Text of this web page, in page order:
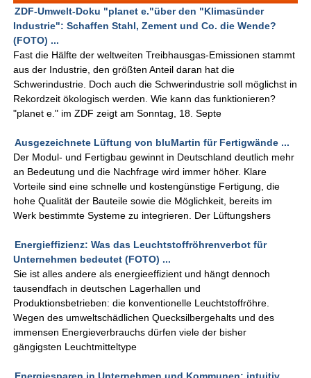
ZDF-Umwelt-Doku "planet e."über den "Klimasünder
Industrie": Schaffen Stahl, Zement und Co. die Wende?
(FOTO) ...
Fast die Hälfte der weltweiten Treibhausgas-Emissionen stammt
aus der Industrie, den größten Anteil daran hat die
Schwerindustrie. Doch auch die Schwerindustrie soll möglichst in
Rekordzeit ökologisch werden. Wie kann das funktionieren?
"planet e." im ZDF zeigt am Sonntag, 18. Septe
Ausgezeichnete Lüftung von bluMartin für Fertigwände ...
Der Modul- und Fertigbau gewinnt in Deutschland deutlich mehr
an Bedeutung und die Nachfrage wird immer höher. Klare
Vorteile sind eine schnelle und kostengünstige Fertigung, die
hohe Qualität der Bauteile sowie die Möglichkeit, bereits im
Werk bestimmte Systeme zu integrieren. Der Lüftungshers
Energieffizienz: Was das Leuchtstoffröhrenverbot für
Unternehmen bedeutet (FOTO) ...
Sie ist alles andere als energieeffizient und hängt dennoch
tausendfach in deutschen Lagerhallen und
Produktionsbetrieben: die konventionelle Leuchtstoffröhre.
Wegen des umweltschädlichen Quecksilbergehalts und des
immensen Energieverbrauchs dürfen viele der bisher
gängigsten Leuchtmitteltype